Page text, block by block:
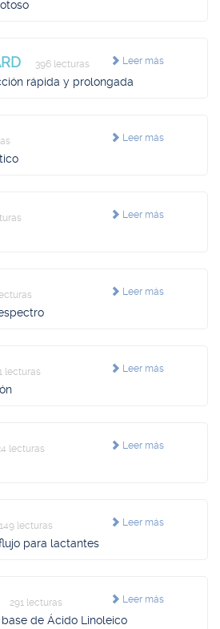
Leer más
396 lecturas
rápida y prolongada
Leer más
Leer más
Leer más
Leer más
lecturas
Leer más
lecturas
Leer más
149 lecturas
para lactantes
Leer más
291 lecturas
de Ácido Linoleico